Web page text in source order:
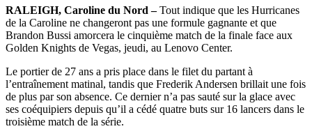
RALEIGH, Caroline du Nord –Tout indique que les Hurricanes
de la Caroline ne changeront pas une formule gagnante et que
Brandon Bussi amorcera le cinquième match de la finale face aux
Golden Knights de Vegas, jeudi, au Lenovo Center.
Le portier de 27 ans a pris place dans le filet du partant à
l’entraînement matinal, tandis que Frederik Andersen brillait une fois
de plus par son absence. Ce dernier n’a pas sauté sur la glace avec
ses coéquipiers depuis qu’il a cédé quatre buts sur 16 lancers dans le
troisième match de la série.